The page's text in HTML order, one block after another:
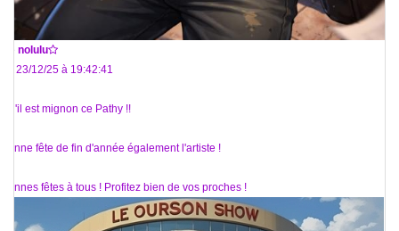
nolulu
Le 23/12/25 à 19:42:41
Qu'il est mignon ce Pathy !!
Bonne fête de fin d'année également l'artiste !
Bonnes fêtes à tous ! Profitez bien de vos proches !